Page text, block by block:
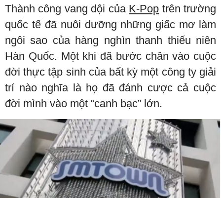
Thành công vang dội của K-Pop trên trường
quốc tế đã nuôi dưỡng những giấc mơ làm
ngôi sao của hàng nghìn thanh thiếu niên
Hàn Quốc. Một khi đã bước chân vào cuộc
đời thực tập sinh của bất kỳ một công ty giải
trí nào nghĩa là họ đã đánh cược cả cuộc
đời mình vào một “canh bạc” lớn.